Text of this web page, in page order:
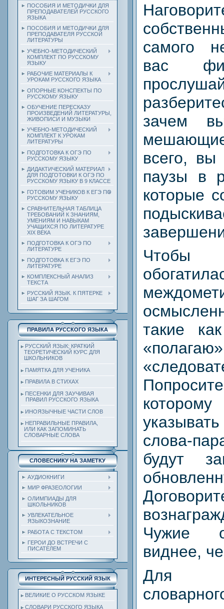
ПОСОБИЯ И МЕТОДИЧКИ ДЛЯ
ПРЕПОДАВАТЕЛЕЙ РУССКОГО
ЯЗЫКА
ПОСОБИЯ И МЕТОДИЧКИ ДЛЯ
ПРЕПОДАВАТЕЛЯ РУССКОЙ
ЛИТЕРАТУРЫ
УЧЕБНО-МЕТОДИЧЕСКИЙ
КОМПЛЕКТ ПО РУССКОМУ
ЯЗЫКУ
РАБОЧИЕ МАТЕРИАЛЫ К
УРОКАМ РУССКОГО ЯЗЫКА
ОПОРНЫЕ КОНСПЕКТЫ ПО
РУССКОМУ ЯЗЫКУ
ОБУЧЕНИЕ ПЕРЕСКАЗУ
ПРОИЗВЕДЕНИЙ ЛИТЕРАТУРЫ,
ЖИВОПИСИ И МУЗЫКИ
УЧЕБНО-МЕТОДИЧЕСКИЙ
КОМПЛЕКТ К УРОКАМ
ЛИТЕРАТУРЫ
ПОДГОТОВКА К ОГЭ ПО
РУССКОМУ ЯЗЫКУ
ДИДАКТИЧЕСКИЙ МАТЕРИАЛ
ДЛЯ ПОДГОТОВКИ К ОГЭ ПО
РУССКОМУ ЯЗЫКУ В 9 КЛАССЕ
ГОТОВИМ УЧЕНИКОВ К ЕГЭ ПО
РУССКОМУ ЯЗЫКУ
СРАВНИТЕЛЬНАЯ ТАБЛИЦА
ТРЕБОВАНИЙ К ЗНАНИЯМ,
УМЕНИЯМ И НАВЫКАМ
УЧАЩИХСЯ ПО ЛИТЕРАТУРЕ
ХIХ ВЕКА
ПОДГОТОВКА К ОГЭ ПО
ЛИТЕРАТУРЕ
ПОДГОТОВКА К ЕГЭ ПО
ЛИТЕРАТУРЕ
КОМПЛЕКСНЫЙ АНАЛИЗ
ТЕКСТА
РУССКИЙ ЯЗЫК. К ПЯТЕРКЕ
ШАГ ЗА ШАГОМ
ПРАВИЛА РУССКОГО ЯЗЫКА
РУССКИЙ ЯЗЫК: КРАТКИЙ
ТЕОРЕТИЧЕСКИЙ КУРС ДЛЯ
ШКОЛЬНИКОВ
ПАМЯТКА ДЛЯ УЧЕНИКА
ПРАВИЛА В СТИХАХ
ПЕСЕНКИ ДЛЯ ЗАУЧИВАЯ
ПРАВИЛ РУССКОГО ЯЗЫКА
ИНОЯЗЫЧНЫЕ ЧАСТИ СЛОВ
НЕПРАВИЛЬНЫЕ ПРАВИЛА,
ИЛИ КАК ЗАПОМИНАТЬ
СЛОВАРНЫЕ СЛОВА
СЛОВЕСНИКУ НА ЗАМЕТКУ
АУДИОКНИГИ
МИР ФРАЗЕОЛОГИИ
ОЛИМПИАДЫ ДЛЯ
ШКОЛЬНИКОВ
УВЛЕКАТЕЛЬНОЕ
ЯЗЫКОЗНАНИЕ
РАБОТА С ТЕКСТОМ
ГЕРОИ ДО ВСТРЕЧИ С
ПИСАТЕЛЕМ
ИНТЕРЕСНЫЙ РУССКИЙ ЯЗЫК
ВЕЛИКИЕ О РУССКОМ ЯЗЫКЕ
СЛОВАРИ РУССКОГО ЯЗЫКА
самого
вас
зачем
всего, вы
паузы в
которые
Чтобы
такие
слова-
будут
Чужие
виднее,
Для